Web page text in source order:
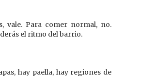
vale. Para comer normal, no.
el ritmo del barrio.
hay paella, hay regiones de